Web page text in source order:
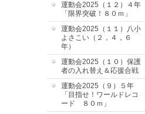
運動会2025（１２）４年
「限界突破！８０ｍ」
運動会2025（１１）八小
よさこい（２，４，６
年）
運動会2025（１０）保護
者の入れ替え＆応援合戦
運動会2025（９）５年
「目指せ！ワールドレコ
ード ８０ｍ」